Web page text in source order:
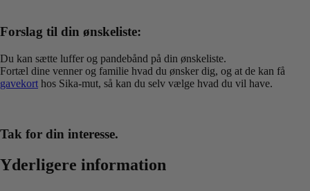
Forslag til din ønskeliste:
Du kan sætte luffer og pandebånd på din ønskeliste.
Fortæl dine venner og familie hvad du ønsker dig, og at de kan få
gavekort hos Sika-mut, så kan du selv vælge hvad du vil have.
Tak for din interesse.
Yderligere information